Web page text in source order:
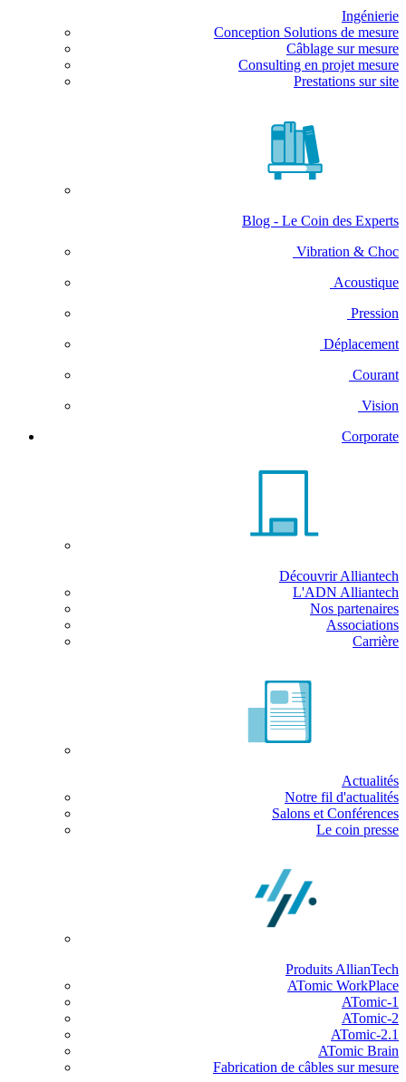
Ingénierie
Conception Solutions de mesure
Câblage sur mesure
Consulting en projet mesure
Prestations sur site
Blog - Le Coin des Experts
Vibration & Choc
Acoustique
Pression
Déplacement
Courant
Vision
Corporate
Découvrir Alliantech
L'ADN Alliantech
Nos partenaires
Associations
Carrière
Actualités
Notre fil d'actualités
Salons et Conférences
Le coin presse
Produits AllianTech
ATomic WorkPlace
ATomic-1
ATomic-2
ATomic-2.1
ATomic Brain
Fabrication de câbles sur mesure